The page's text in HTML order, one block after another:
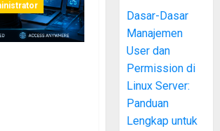
Dasar-Dasar
Manajemen
User dan
Permission di
Linux Server:
Panduan
Lengkap untuk